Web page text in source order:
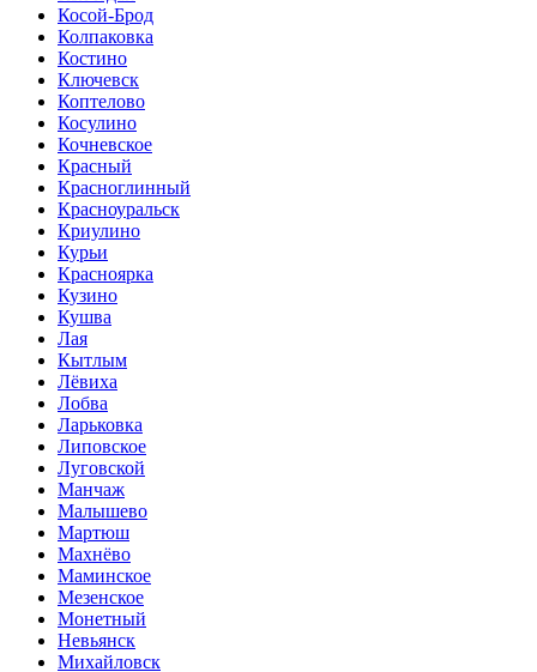
Косой-Брод
Колпаковка
Костино
Ключевск
Коптелово
Косулино
Кочневское
Красный
Красноглинный
Красноуральск
Криулино
Курьи
Красноярка
Кузино
Кушва
Лая
Кытлым
Лёвиха
Лобва
Ларьковка
Липовское
Луговской
Манчаж
Малышево
Мартюш
Махнёво
Маминское
Мезенское
Монетный
Невьянск
Михайловск